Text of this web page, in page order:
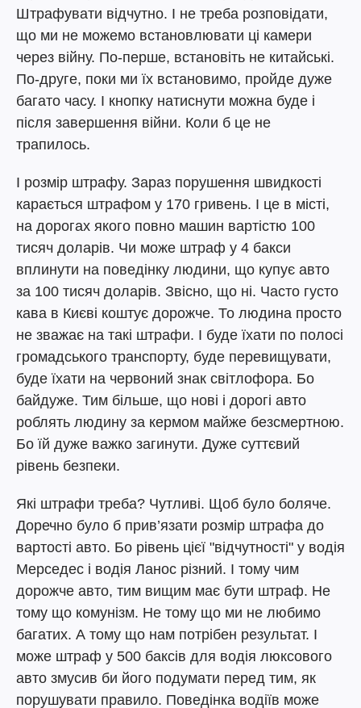
Штрафувати відчутно. І не треба розповідати,
що ми не можемо встановлювати ці камери
через війну. По-перше, встановіть не китайські.
По-друге, поки ми їх встановимо, пройде дуже
багато часу. І кнопку натиснути можна буде і
після завершення війни. Коли б це не
трапилось.
І розмір штрафу. Зараз порушення швидкості
карається штрафом у 170 гривень. І це в місті,
на дорогах якого повно машин вартістю 100
тисяч доларів. Чи може штраф у 4 бакси
вплинути на поведінку людини, що купує авто
за 100 тисяч доларів. Звісно, що ні. Часто густо
кава в Києві коштує дорожче. То людина просто
не зважає на такі штрафи. І буде їхати по полосі
громадського транспорту, буде перевищувати,
буде їхати на червоний знак світлофора. Бо
байдуже. Тим більше, що нові і дорогі авто
роблять людину за кермом майже безсмертною.
Бо їй дуже важко загинути. Дуже суттєвий
рівень безпеки.
Які штрафи треба? Чутливі. Щоб було боляче.
Доречно було б прив’язати розмір штрафа до
вартості авто. Бо рівень цієї "відчутності" у водія
Мерседес і водія Ланос різний. І тому чим
дорожче авто, тим вищим має бути штраф. Не
тому що комунізм. Не тому що ми не любимо
багатих. А тому що нам потрібен результат. І
може штраф у 500 баксів для водія люксового
авто змусив би його подумати перед тим, як
порушувати правило. Поведінка водіїв може